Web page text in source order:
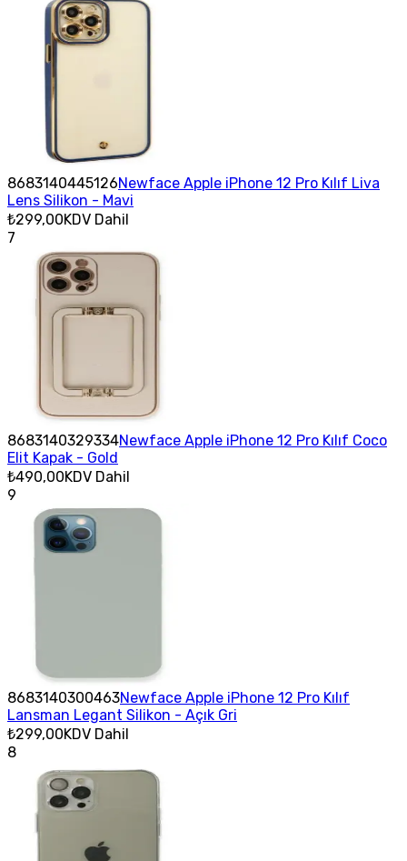
8683140445126Newface Apple iPhone 12 Pro Kılıf Liva
Lens Silikon - Mavi
₺299,00KDV Dahil
7
8683140329334Newface Apple iPhone 12 Pro Kılıf Coco
Elit Kapak - Gold
₺490,00KDV Dahil
9
8683140300463Newface Apple iPhone 12 Pro Kılıf
Lansman Legant Silikon - Açık Gri
₺299,00KDV Dahil
8